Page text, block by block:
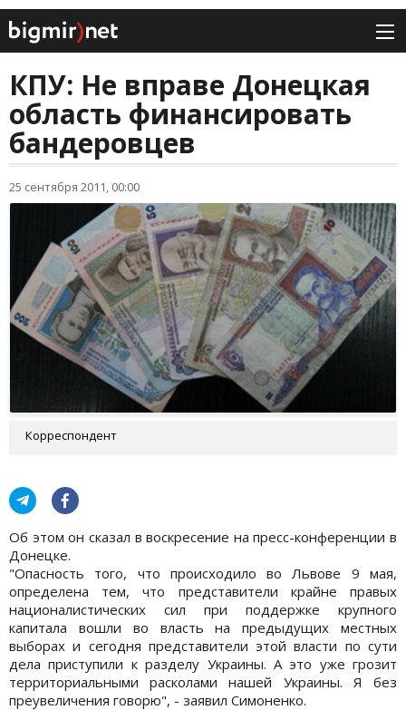
КПУ: Не вправе Донецкая
область финансировать
бандеровцев
25 сентября 2011, 00:00
Корреспондент
Об этом он сказал в воскресение на пресс-конференции в
Донецке.
"Опасность того, что происходило во Львове 9 мая,
определена тем, что представители крайне правых
националистических сил при поддержке крупного
капитала вошли во власть на предыдущих местных
выборах и сегодня представители этой власти по сути
дела приступили к разделу Украины. А это уже грозит
территориальными расколами нашей Украины. Я без
преувеличения говорю", - заявил Симоненко.